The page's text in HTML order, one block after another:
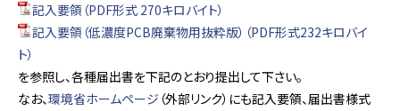
記入要領（PDF形式 270キロバイト）
記入要領（低濃度PCB廃棄物用抜粋版）（PDF形式232キロバイ
ト）
を参照し、各種届出書を下記のとおり提出して下さい。
なお、環境省ホームページ （外部リンク）にも記入要領、届出書様式